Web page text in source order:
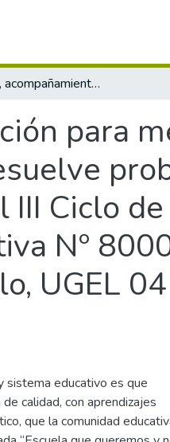
Monitoreo, acompañamiento y evaluación para mejorar la práctica docente en la competencia resuelve problemas de cantidad en el área de matemática del III Ciclo de educación básica regular de la Institución Educativa Nº 80003 “Andrés Avelino Cáceres” del Distrito de Trujillo, UGEL 04 - Trujillo Sur Este – La Libertad
para
Ciclo
Nº
UGEL
sistema educativo es que
calidad, con aprendizajes
que la comunidad